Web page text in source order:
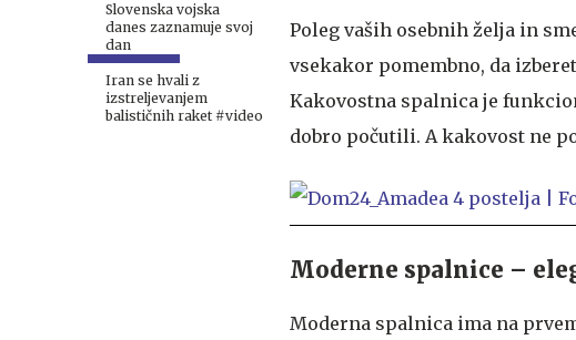
Slovenska vojska
danes zaznamuje svoj
dan
Iran se hvali z
izstreljevanjem
balističnih raket #video
Poleg vaših osebnih želja in
vsekakor pomembno, da
Kakovostna spalnica je
dobro počutili. A kakovost ne
Moderne spalnice –
Moderna spalnica ima na